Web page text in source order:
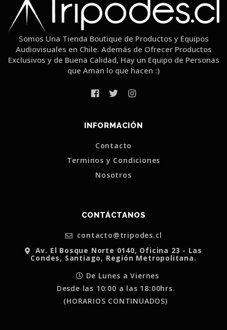
Somos Una Tienda Boutique de Productos y Equipos
Audiovisuales en Chile. Además de Ofrecer Productos
Exclusivos y de Buena Calidad, Hay un Equipo de Personas
que Aman lo que hacen :)
INFORMACIÓN
Contacto
Terminos y Condiciones
Nosotros
CONTÁCTANOS
contacto@tripodes.cl
Av. El Bosque Norte 0140, Oficina 23 - Las
Condes, Santiago, Región Metropolitana.
De Lunes a Viernes
Desde las 10:00 a las 18:00hrs.
(HORARIOS CONTINUADOS)